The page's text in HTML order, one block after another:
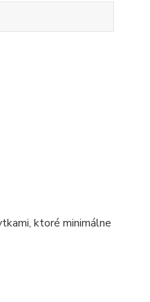
ktoré minimálne